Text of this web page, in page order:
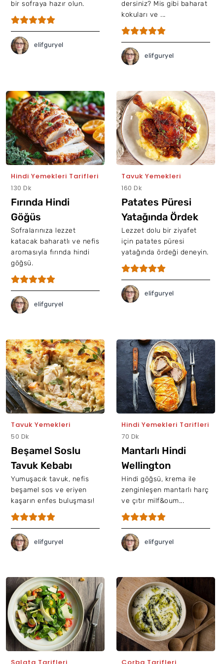
bir sofraya hazır olun.
elifguryel
dersiniz? Mis gibi baharat
kokuları ve ...
elifguryel
Hindi Yemekleri Tarifleri
130 Dk
Fırında Hindi
Göğüs
Sofralarınıza lezzet
katacak baharatlı ve nefis
aromasıyla fırında hindi
göğsü.
elifguryel
Tavuk Yemekleri
160 Dk
Patates Püresi
Yatağında Ördek
Lezzet dolu bir ziyafet
için patates püresi
yatağında ördeği deneyin.
elifguryel
Tavuk Yemekleri
50 Dk
Beşamel Soslu
Tavuk Kebabı
Yumuşacık tavuk, nefis
beşamel sos ve eriyen
kaşarın enfes buluşması!
elifguryel
Hindi Yemekleri Tarifleri
70 Dk
Mantarlı Hindi
Wellington
Hindi göğsü, krema ile
zenginleşen mantarlı harç
ve çıtır milf&oum...
elifguryel
Salata Tarifleri Çorba Tarifleri